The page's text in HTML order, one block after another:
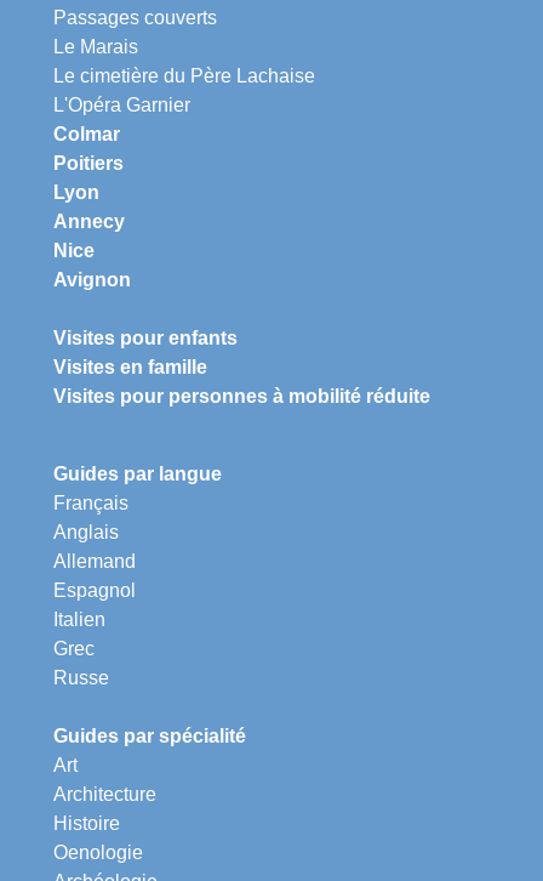
Passages couverts
Le Marais
Le cimetière du Père Lachaise
L'Opéra Garnier
Colmar
Poitiers
Lyon
Annecy
Nice
Avignon
Visites pour enfants
Visites en famille
Visites pour personnes à mobilité réduite
Guides par langue
Français
Anglais
Allemand
Espagnol
Italien
Grec
Russe
Guides par spécialité
Art
Architecture
Histoire
Oenologie